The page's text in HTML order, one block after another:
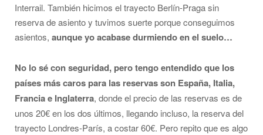
Interrail. También hicimos el trayecto Berlín-Praga sin
reserva de asiento y tuvimos suerte porque conseguimos
asientos, aunque yo acabase durmiendo en el suelo…
No lo sé con seguridad, pero tengo entendido que los
países más caros para las reservas son España, Italia,
Francia e Inglaterra, donde el precio de las reservas es de
unos 20€ en los dos últimos, llegando incluso, la reserva del
trayecto Londres-París, a costar 60€. Pero repito que es algo